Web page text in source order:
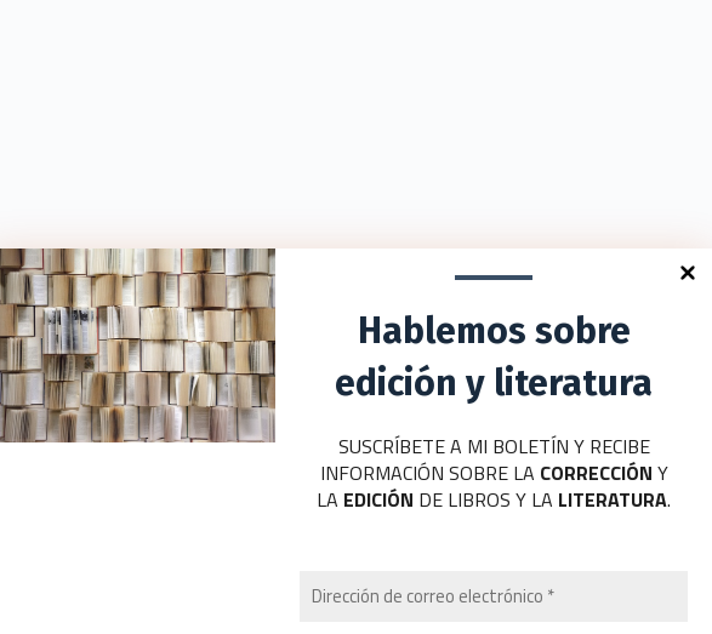
Hablemos sobre
edición y literatura
SUSCRÍBETE A MI BOLETÍN Y RECIBE
INFORMACIÓN SOBRE LA CORRECCIÓN Y
LA EDICIÓN DE LIBROS Y LA LITERATURA.